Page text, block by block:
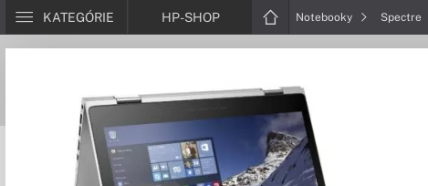
KATEGÓRIE HP-SHOP Notebooky Spectre